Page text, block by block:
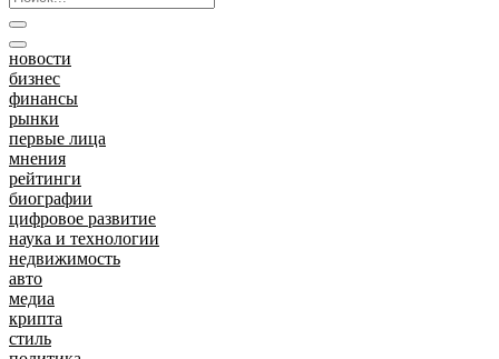
новости
бизнес
финансы
рынки
первые лица
мнения
рейтинги
биографии
цифровое развитие
наука и технологии
недвижимость
авто
медиа
крипта
стиль